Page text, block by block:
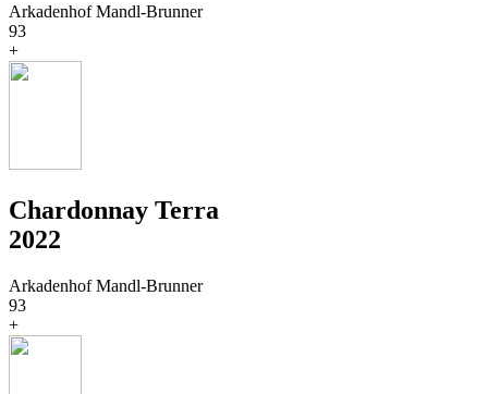
Arkadenhof Mandl-Brunner
93
+
Chardonnay Terra
2022
Arkadenhof Mandl-Brunner
93
+